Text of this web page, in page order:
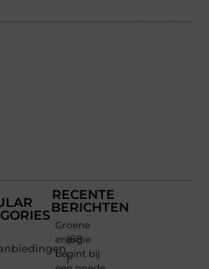
(68
)
RECENTE
BERICHTEN
Groene
energie
begint bij